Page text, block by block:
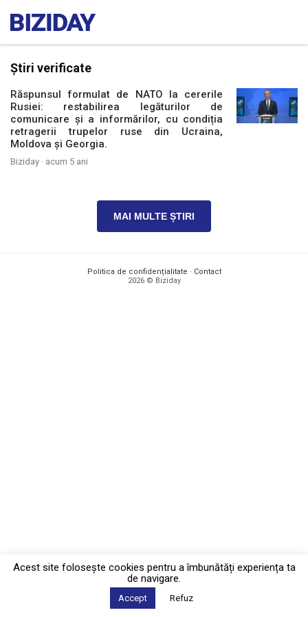
Știri verificate
Răspunsul formulat de NATO la cererile
Rusiei: restabilirea legăturilor de
comunicare și a informărilor, cu condiția
retragerii trupelor ruse din Ucraina,
Moldova și Georgia.
Biziday · acum 5 ani
MAI MULTE ȘTIRI
Politica de confidențialitate · Contact
2026 © Biziday
Acest site foloseşte cookies pentru a îmbunătăți experiența ta
de navigare.
Accept Refuz